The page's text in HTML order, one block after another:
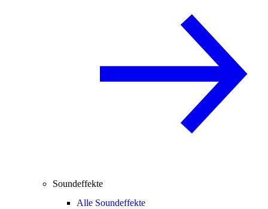
Soundeffekte
Alle Soundeffekte